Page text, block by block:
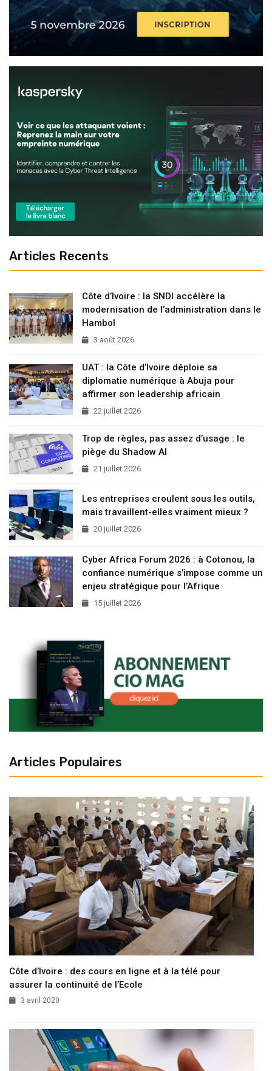
Articles Recents
Côte d’Ivoire : la SNDI accélère la
modernisation de l’administration dans le
Hambol
3 août 2026
UAT : la Côte d’Ivoire déploie sa
diplomatie numérique à Abuja pour
affirmer son leadership africain
22 juillet 2026
Trop de règles, pas assez d’usage : le
piège du Shadow AI
21 juillet 2026
Les entreprises croulent sous les outils,
mais travaillent-elles vraiment mieux ?
20 juillet 2026
Cyber Africa Forum 2026 : à Cotonou, la
confiance numérique s’impose comme un
enjeu stratégique pour l’Afrique
15 juillet 2026
Articles Populaires
Côte d’Ivoire : des cours en ligne et à la télé pour
assurer la continuité de l’Ecole
3 avril 2020